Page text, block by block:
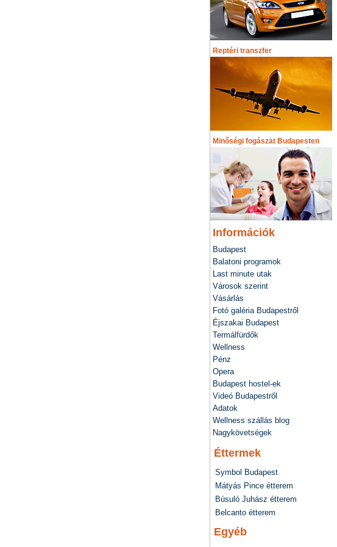
Reptéri transzfer
Minőségi fogászat Budapesten
Információk
Budapest
Balatoni programok
Last minute utak
Városok szerint
Vásárlás
Fotó galéria Budapestről
Éjszakai Budapest
Termálfürdők
Wellness
Pénz
Opera
Budapest hostel-ek
Videó Budapestről
Adatok
Wellness szállás blog
Nagykövetségek
Éttermek
Symbol Budapest
Mátyás Pince étterem
Búsuló Juhász étterem
Belcanto étterem
Egyéb